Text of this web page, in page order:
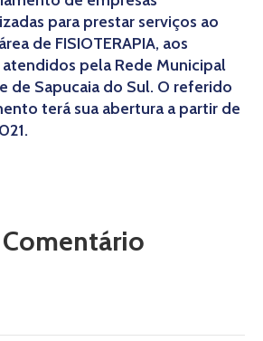
para prestar serviços ao
de FISIOTERAPIA, aos
atendidos pela Rede Municipal
de Sapucaia do Sul. O referido
terá sua abertura a partir de